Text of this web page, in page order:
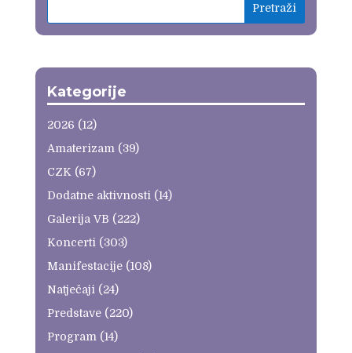
Kategorije
2026 (12)
Amaterizam(39)
CZK(67)
Dodatne aktivnosti(14)
Galerija VB (222)
Koncerti(303)
Manifestacije(108)
Natječaji(24)
Predstave(220)
Program(14)